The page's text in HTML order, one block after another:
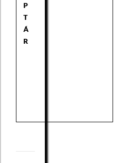
P
T
Á
R